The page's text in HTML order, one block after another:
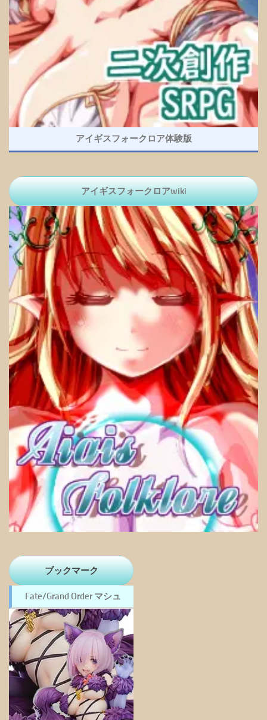
アイギスフォークロア体験版
アイギスフォークロアwiki
ブックマーク
Fate/Grand Order マシュ